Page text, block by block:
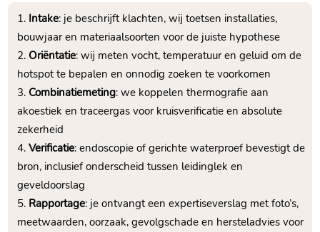
Intake: je beschrijft klachten, wij toetsen installaties,
bouwjaar en materiaalsoorten voor de juiste hypothese
Oriëntatie: wij meten vocht, temperatuur en geluid om de
hotspot te bepalen en onnodig zoeken te voorkomen
Combinatiemeting: we koppelen thermografie aan
akoestiek en traceergas voor kruisverificatie en absolute
zekerheid
Verificatie: endoscopie of gerichte waterproef bevestigt de
bron, inclusief onderscheid tussen leidinglek en
geveldoorslag
Rapportage: je ontvangt een expertiseverslag met foto’s,
meetwaarden, oorzaak, gevolgschade en hersteladvies voor